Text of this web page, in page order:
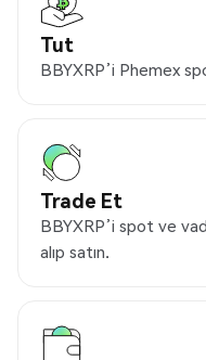
Tut
BBYXRP’i Phemex
Trade Et
BBYXRP’i spot ve
alıp satın.